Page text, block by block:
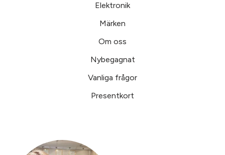
Elektronik
Märken
Om oss
Nybegagnat
Vanliga frågor
Presentkort